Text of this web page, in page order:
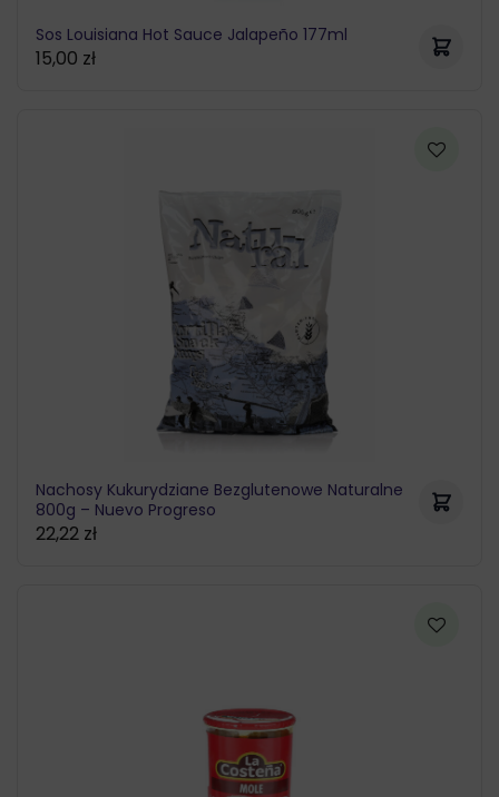
Sos Louisiana Hot Sauce Jalapeño 177ml
15,00 zł
Nachosy Kukurydziane Bezglutenowe Naturalne
800g – Nuevo Progreso
22,22 zł